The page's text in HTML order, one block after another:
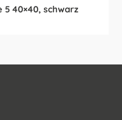
5 40×40, schwarz